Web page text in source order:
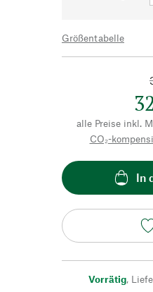
Größentabelle
alle Preise inkl.
CO₂-
In
Vorrätig,